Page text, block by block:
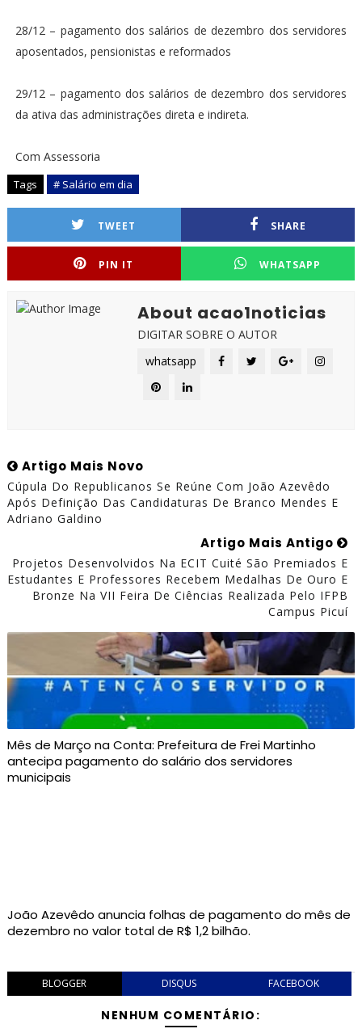
28/12 – pagamento dos salários de dezembro dos servidores
aposentados, pensionistas e reformados
29/12 – pagamento dos salários de dezembro dos servidores
da ativa das administrações direta e indireta.
Com Assessoria
Tags # Salário em dia
TWEET SHARE
PIN IT WHATSAPP
About acao1noticias
DIGITAR SOBRE O AUTOR
whatsapp
Artigo Mais Novo
Cúpula Do Republicanos Se Reúne Com João Azevêdo
Após Definição Das Candidaturas De Branco Mendes E
Adriano Galdino
Artigo Mais Antigo
Projetos Desenvolvidos Na ECIT Cuité São Premiados E
Estudantes E Professores Recebem Medalhas De Ouro E
Bronze Na VII Feira De Ciências Realizada Pelo IFPB
Campus Picuí
Mês de Março na Conta: Prefeitura de Frei Martinho
antecipa pagamento do salário dos servidores
municipais
João Azevêdo anuncia folhas de pagamento do mês de
dezembro no valor total de R$ 1,2 bilhão.
BLOGGER DISQUS FACEBOOK
NENHUM COMENTÁRIO: